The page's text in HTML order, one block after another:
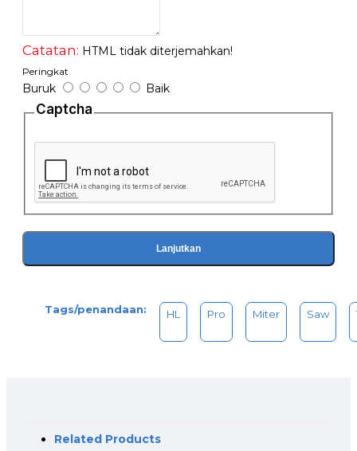
- Dilengkapi dengan LASER.
Catatan: HTML tidak diterjemahkan!
Peringkat
Buruk Baik
Captcha
Lanjutkan
Tags/penandaan: HL Pro Miter Saw
Related Products